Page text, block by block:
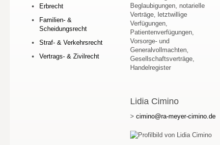
Erbrecht
Familien- &
Scheidungsrecht
Straf- & Verkehrsrecht
Vertrags- & Zivilrecht
Beglaubigungen, notarielle
Verträge, letztwillige
Verfügungen,
Patientenverfügungen,
Vorsorge- und
Generalvollmachten,
Gesellschaftsverträge,
Handelregister
Lidia Cimino
> cimino@ra-meyer-cimino.de